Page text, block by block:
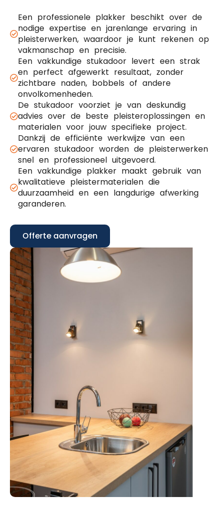
Een professionele plakker beschikt over de
nodige expertise en jarenlange ervaring in
pleisterwerken, waardoor je kunt rekenen op
vakmanschap en precisie.
Een vakkundige stukadoor levert een strak
en perfect afgewerkt resultaat, zonder
zichtbare naden, bobbels of andere
onvolkomenheden.
De stukadoor voorziet je van deskundig
advies over de beste pleisteroplossingen en
materialen voor jouw specifieke project.
Dankzij de efficiënte werkwijze van een
ervaren stukadoor worden de pleisterwerken
snel en professioneel uitgevoerd.
Een vakkundige plakker maakt gebruik van
kwalitatieve pleistermaterialen die
duurzaamheid en een langdurige afwerking
garanderen.
Offerte aanvragen